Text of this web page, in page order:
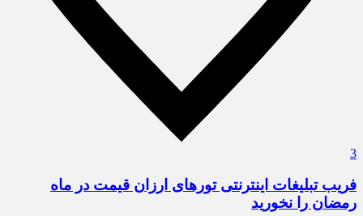
3
فریب تبلیغات اینترنتی تورهای ارزان قیمت در ماه
رمضان را نخورید